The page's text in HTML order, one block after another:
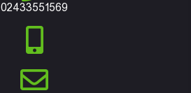
02433551569